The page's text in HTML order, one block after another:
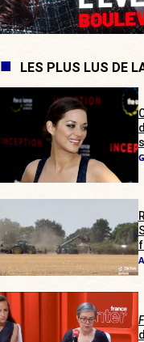
LES PLUS LUS DE